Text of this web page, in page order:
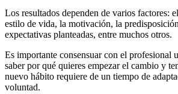
Los resultados dependen de varios factores:
estilo de vida, la motivación, la
expectativas planteadas, entre muchos otros.
Es importante consensuar con el profesional
saber por qué quieres empezar el cambio y
nuevo hábito requiere de un tiempo de
voluntad.